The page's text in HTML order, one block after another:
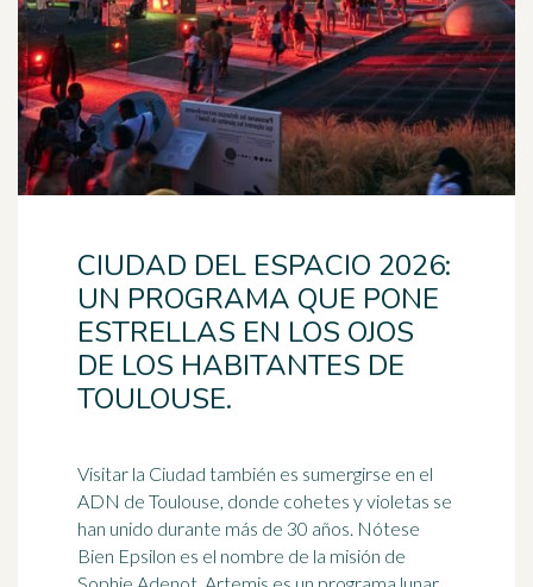
CIUDAD DEL ESPACIO 2026:
UN PROGRAMA QUE PONE
ESTRELLAS EN LOS OJOS
DE LOS HABITANTES DE
TOULOUSE.
Visitar la Ciudad también es sumergirse en el
ADN de Toulouse, donde cohetes y violetas se
han unido durante más de 30 años. Nótese
Bien Epsilon es el nombre de la misión de